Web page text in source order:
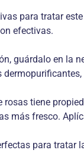
para tratar este
efectivas.
guárdalo en la
rosas tiene
más fresco.
para tratar